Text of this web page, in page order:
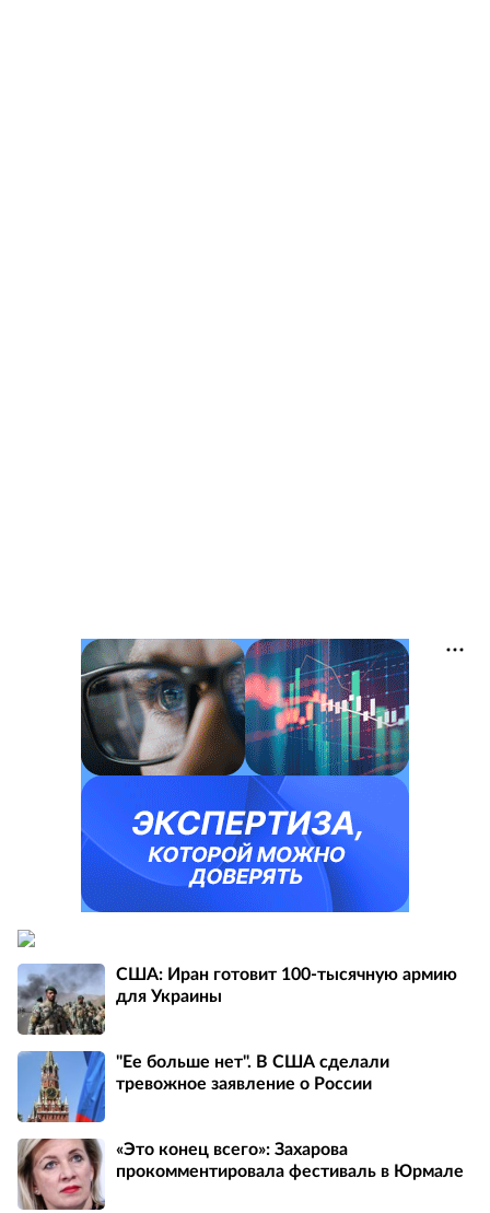
США: Иран готовит 100-тысячную армию
для Украины
"Ее больше нет". В США сделали
тревожное заявление о России
«Это конец всего»: Захарова
прокомментировала фестиваль в Юрмале